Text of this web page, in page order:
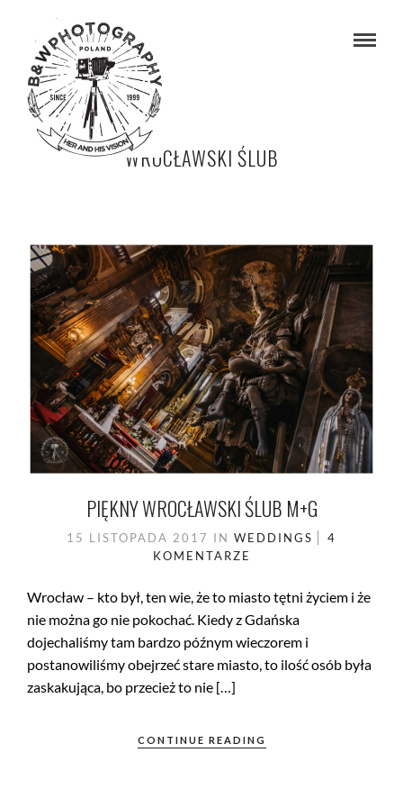
WROCŁAWSKI ŚLUB
PIĘKNY WROCŁAWSKI ŚLUB M+G
15 LISTOPADA 2017 IN WEDDINGS
4
KOMENTARZE
Wrocław – kto był, ten wie, że to miasto tętni życiem i że
nie można go nie pokochać. Kiedy z Gdańska
dojechaliśmy tam bardzo późnym wieczorem i
postanowiliśmy obejrzeć stare miasto, to ilość osób była
zaskakująca, bo przecież to nie […]
CONTINUE READING